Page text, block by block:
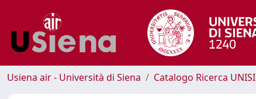
Usiena air - Università di Siena Catalogo Ricerca UNISI